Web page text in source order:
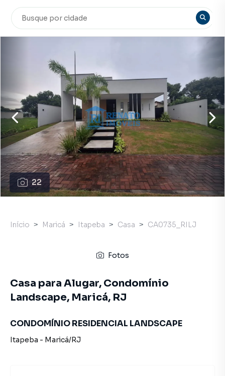
22
Início Maricá Itapeba Casa CA0735_RILJ
Fotos
Casa para Alugar, Condomínio
Landscape, Maricá, RJ
CONDOMÍNIO RESIDENCIAL LANDSCAPE
Itapeba - Maricá/RJ